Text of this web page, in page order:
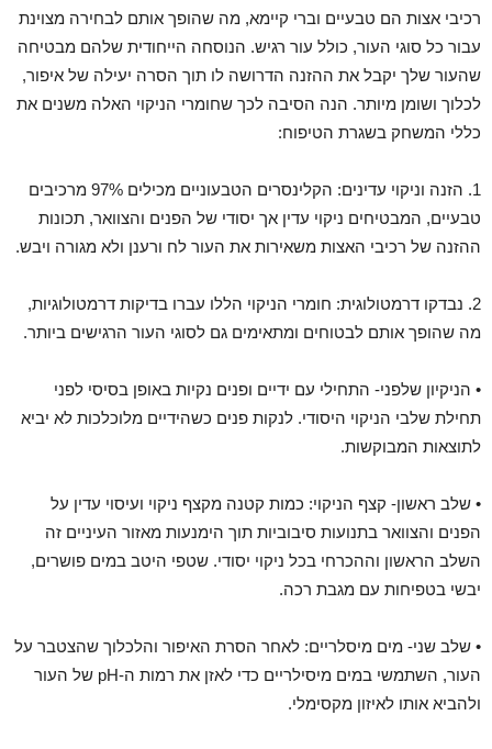
רכיבי אצות הם טבעיים וברי קיימא, מה שהופך אותם לבחירה מצוינת
עבור כל סוגי העור, כולל עור רגיש. הנוסחה הייחודית שלהם מבטיחה
שהעור שלך יקבל את ההזנה הדרושה לו תוך הסרה יעילה של איפור,
לכלוך ושומן מיותר. הנה הסיבה לכך שחומרי הניקוי האלה משנים את
כללי המשחק בשגרת הטיפוח:
1. הזנה וניקוי עדינים: הקלינסרים הטבעוניים מכילים 97% מרכיבים
טבעיים, המבטיחים ניקוי עדין אך יסודי של הפנים והצוואר, תכונות
ההזנה של רכיבי האצות משאירות את העור לח ורענן ולא מגורה ויבש.
2. נבדקו דרמטולוגית: חומרי הניקוי הללו עברו בדיקות דרמטולוגיות,
מה שהופך אותם לבטוחים ומתאימים גם לסוגי העור הרגישים ביותר.
• הניקיון שלפני- התחילי עם ידיים ופנים נקיות באופן בסיסי לפני
תחילת שלבי הניקוי היסודי. לנקות פנים כשהידיים מלוכלכות לא יביא
לתוצאות המבוקשות.
• שלב ראשון- קצף הניקוי: כמות קטנה מקצף ניקוי ועיסוי עדין על
הפנים והצוואר בתנועות סיבוביות תוך הימנעות מאזור העיניים זה
השלב הראשון וההכרחי בכל ניקוי יסודי. שטפי היטב במים פושרים,
יבשי בטפיחות עם מגבת רכה.
• שלב שני- מים מיסלריים: לאחר הסרת האיפור והלכלוך שהצטבר על
העור, השתמשי במים מיסילריים כדי לאזן את רמות ה-pH של העור
ולהביא אותו לאיזון מקסימלי.